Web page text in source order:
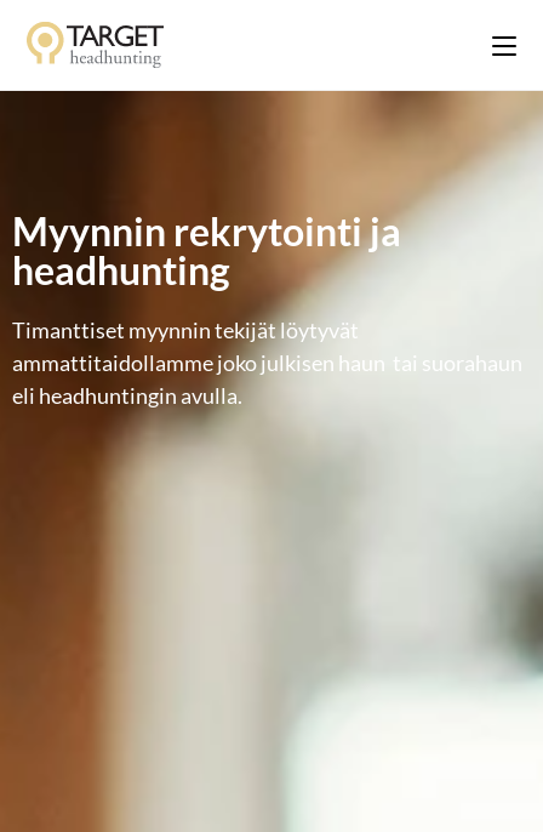
Myynnin rekrytointi ja
headhunting
Timanttiset myynnin tekijät löytyvät
ammattitaidollamme joko julkisen haun tai suorahaun
eli headhuntingin avulla.